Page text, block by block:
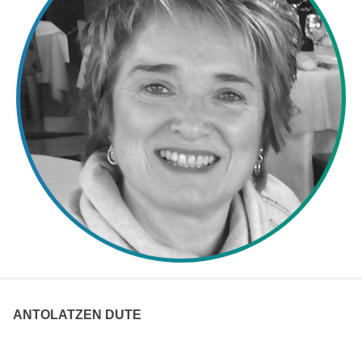
ANTOLATZEN DUTE